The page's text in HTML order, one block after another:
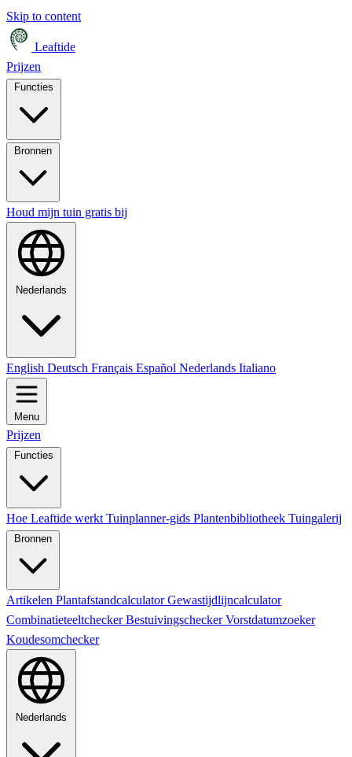
Skip to content
Leaftide
Prijzen
Houd mijn tuin gratis bij
Nederlands
English Deutsch Français Español Nederlands Italiano
Menu
Prijzen
Functies
Hoe Leaftide werkt Tuinplanner-gids Plantenbibliotheek Tuingalerij
Bronnen
Artikelen PlantafstandcalculatorGewastijdlijncalculator
CombinatieteeltcheckerBestuivingscheckerVorstdatumzoeker
Koudesomchecker
Nederlands